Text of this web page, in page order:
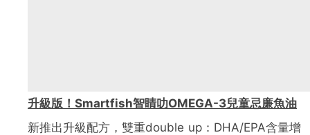
升級版！Smartfish智睛叻OMEGA-3兒童忌廉魚油
新推出升級配方，雙重double up：DHA/EPA含量增